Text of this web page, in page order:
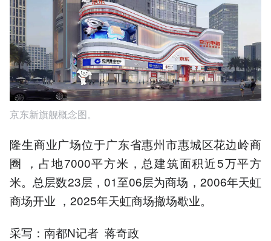
京东新旗舰概念图。
隆生商业广场位于广东省惠州市惠城区花边岭商
圈 ，占地7000平方米，总建筑面积近5万平方
米。总层数23层，01至06层为商场，2006年天虹
商场开业 ，2025年天虹商场撤场歇业。
采写：南都N记者 蒋奇政